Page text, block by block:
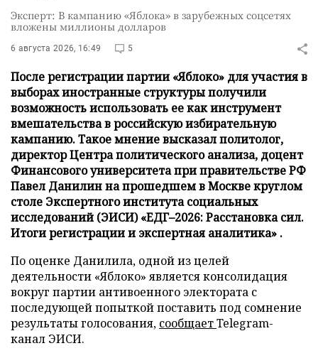
Эксперт: В кампанию «Яблока» в зарубежных соцсетях
вложены миллионы долларов
6 августа 2026, 16:49 5
После регистрации партии «Яблоко» для участия в
выборах иностранные структуры получили
возможность использовать ее как инструмент
вмешательства в российскую избирательную
кампанию. Такое мнение высказал политолог,
директор Центра политического анализа, доцент
Финансового университета при правительстве РФ
Павел Данилин на прошедшем в Москве круглом
столе Экспертного института социальных
исследований (ЭИСИ) «ЕДГ–2026: Расстановка сил.
Итоги регистрации и экспертная аналитика» .
По оценке Данилила, одной из целей
деятельности «Яблоко» является консолидация
вокруг партии антивоенного электората с
последующей попыткой поставить под сомнение
результаты голосования, сообщаетTelegram-
канал ЭИСИ.